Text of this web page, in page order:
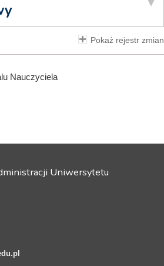
Pokaż rejestr zmian
Nauczyciela
Uniwersytetu